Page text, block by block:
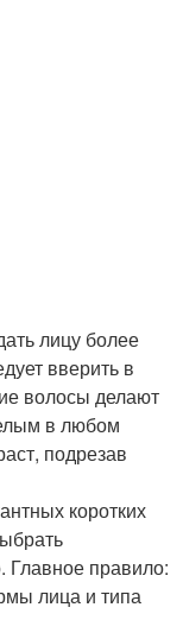
лицу более
вверить в
волосы делают
в любом
подрезав
коротких
Главное правило:
лица и типа